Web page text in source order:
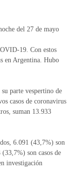
19. Con estos
en Argentina. Hubo
parte vespertino de
casos de coronavirus
suman 13.933
6.091 (43,7%) son
(33,7%) son casos de
investigación